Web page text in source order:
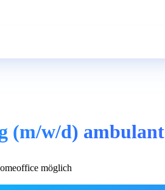
(m/w/d) ambulant
möglich